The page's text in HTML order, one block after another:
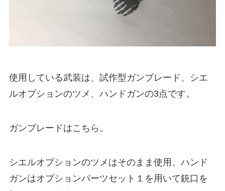
使用している武装は、試作型ガンブレード、シエ
ルオプションのツメ、ハンドガンの3点です。
ガンブレードはこちら。
シエルオプションのツメはそのまま使用、ハンド
ガンはオプションパーツセット１を用いて銃口を